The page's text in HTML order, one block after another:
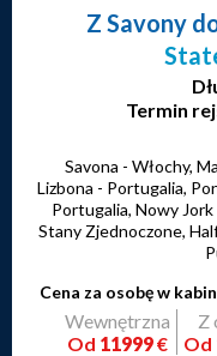
Z Savony
Termin
Savona - Włochy,
Lizbona - Portugalia,
Portugalia, Nowy
Stany Zjednoczone,
Cena za osobę w
Wewnętrzna
Od 11999€
Z
Od